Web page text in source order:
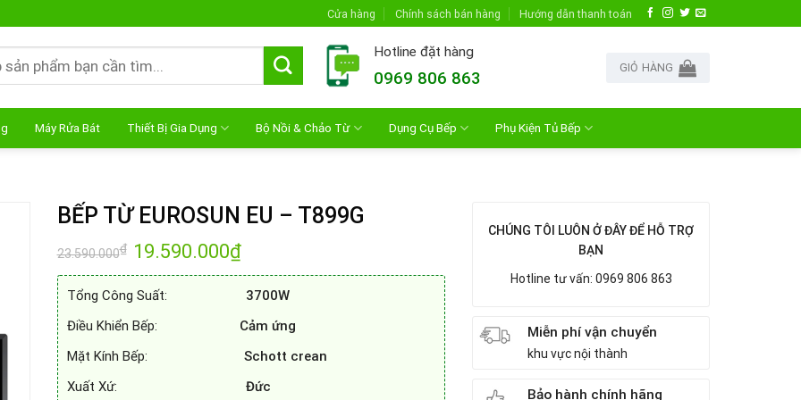
Cửa hàng Chính sách bán hàng Hướng dẫn thanh toán
Hotline đặt hàng
0969 806 863
GIỎ HÀNG
Máy Rửa Bát Thiết Bị Gia Dụng Bộ Nồi & Chảo Từ Dụng Cụ Bếp Phụ Kiện Tủ Bếp
BẾP TỪ EUROSUN EU – T899G
23.590.000₫ Giá
gốc
là:
19.590.000₫Giá
hiện
tại
19.590.000₫.
Tổng Công Suất:
3700W
Điều Khiển Bếp: Cảm ứng
Mặt Kính Bếp: Schott crean
Xuất Xứ: Đức
CHÚNG TÔI LUÔN Ở ĐÂY ĐỂ HỖ TRỢ
BẠN
Hotline tư vấn: 0969 806 863
Miễn phí vận chuyển
khu vực nội thành
Bảo hành chính hãng